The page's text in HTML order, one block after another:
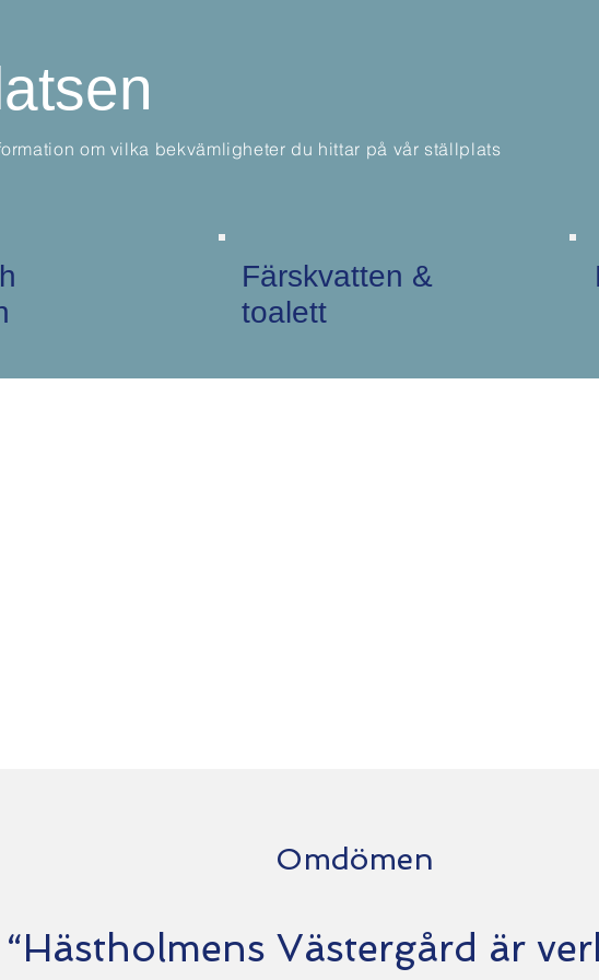
om vilka bekvämligheter du hittar på vår ställplats
Färskvatten &
toalett
Omdömen
“Hästholmens Västergård är